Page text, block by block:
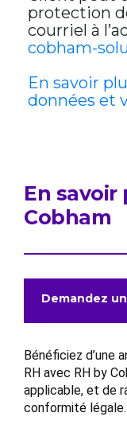
protection
courriel à
cobham-
En savoir
données et
En savoir
Cobham
Demandez
Bénéficiez d’une
RH avec RH by
applicable, et de
conformité légale.